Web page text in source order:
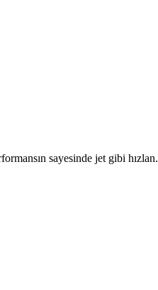
sayesinde jet gibi hızlan.